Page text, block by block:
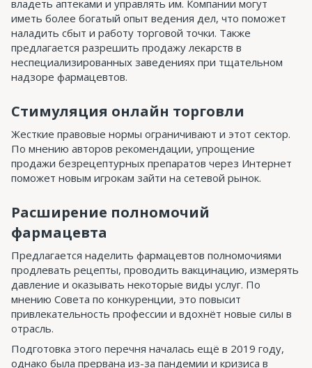
владеть аптеками и управлять им. Компании могут
иметь более богатый опыт ведения дел, что поможет
наладить сбыт и работу торговой точки. Также
предлагается разрешить продажу лекарств в
неспециализированных заведениях при тщательном
надзоре фармацевтов.
Стимуляция онлайн торговли
Жесткие правовые нормы ограничивают и этот сектор.
По мнению авторов рекомендации, упрощение
продажи безрецептурных препаратов через Интернет
поможет новым игрокам зайти на сетевой рынок.
Расширение полномочий
фармацевта
Предлагается наделить фармацевтов полномочиями
продлевать рецепты, проводить вакцинацию, измерять
давление и оказывать некоторые виды услуг. По
мнению Совета по конкуренции, это повысит
привлекательность профессии и вдохнёт новые силы в
отрасль.
Подготовка этого перечня началась ещё в 2019 году,
однако была прервана из-за пандемии и кризиса в